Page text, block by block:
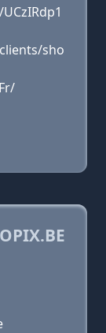
sho